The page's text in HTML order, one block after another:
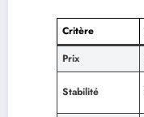
Critère
Prix
Stabilité